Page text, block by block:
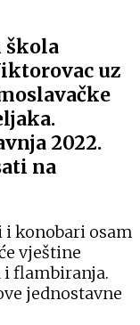
škola
uz
2022.
na
konobari osam
vještine
i flambiranja.
jednostavne